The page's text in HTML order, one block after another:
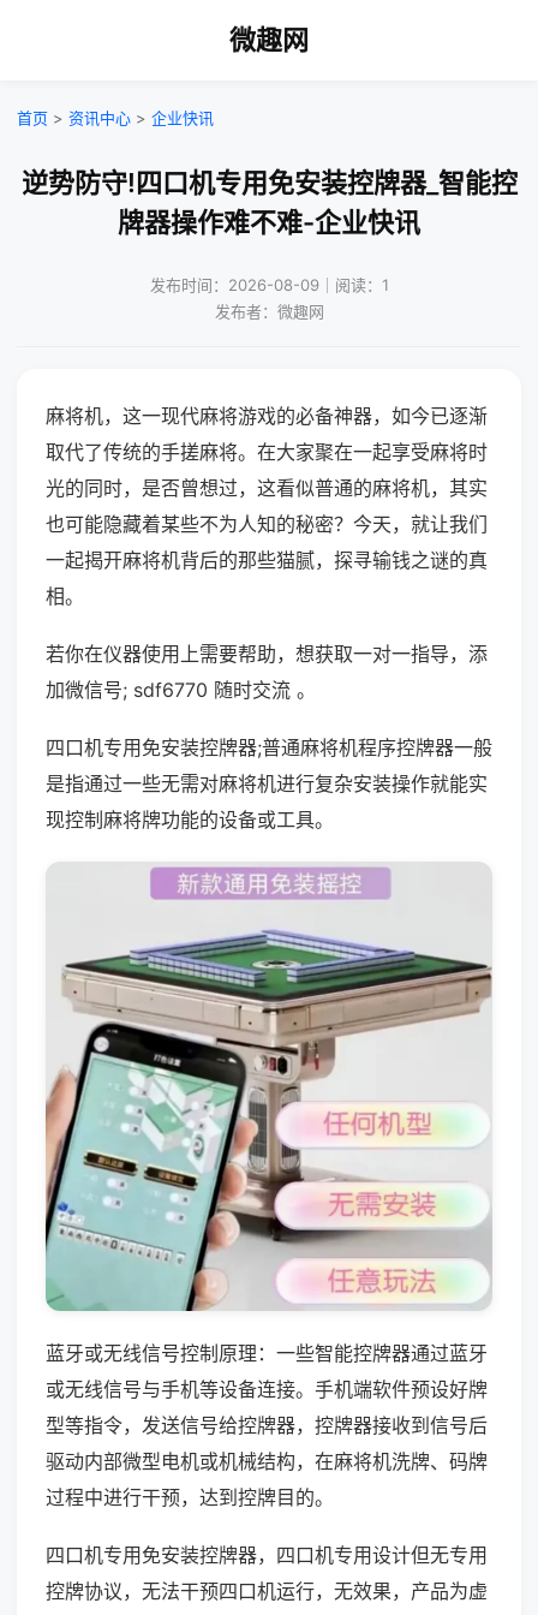
微趣网
首页 > 资讯中心 > 企业快讯
逆势防守!四口机专用免安装控牌器_智能控
牌器操作难不难-企业快讯
发布时间：2026-08-09｜阅读：1
发布者：微趣网
麻将机，这一现代麻将游戏的必备神器，如今已逐渐
取代了传统的手搓麻将。在大家聚在一起享受麻将时
光的同时，是否曾想过，这看似普通的麻将机，其实
也可能隐藏着某些不为人知的秘密？今天，就让我们
一起揭开麻将机背后的那些猫腻，探寻输钱之谜的真
相。
若你在仪器使用上需要帮助，想获取一对一指导，添
加微信号; sdf6770 随时交流 。
四口机专用免安装控牌器;普通麻将机程序控牌器一般
是指通过一些无需对麻将机进行复杂安装操作就能实
现控制麻将牌功能的设备或工具。
蓝牙或无线信号控制原理：一些智能控牌器通过蓝牙
或无线信号与手机等设备连接。手机端软件预设好牌
型等指令，发送信号给控牌器，控牌器接收到信号后
驱动内部微型电机或机械结构，在麻将机洗牌、码牌
过程中进行干预，达到控牌目的。
四口机专用免安装控牌器，四口机专用设计但无专用
控牌协议，无法干预四口机运行，无效果，产品为虚